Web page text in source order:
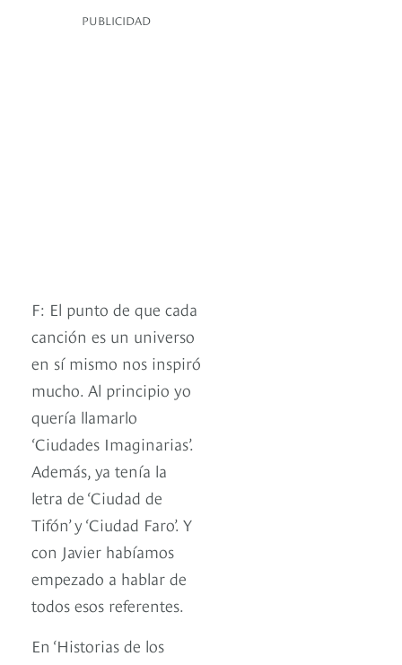
PUBLICIDAD
F: El punto de que cada
canción es un universo
en sí mismo nos inspiró
mucho. Al principio yo
quería llamarlo
‘Ciudades Imaginarias’.
Además, ya tenía la
letra de ‘Ciudad de
Tifón’ y ‘Ciudad Faro’. Y
con Javier habíamos
empezado a hablar de
todos esos referentes.
En ‘Historias de los